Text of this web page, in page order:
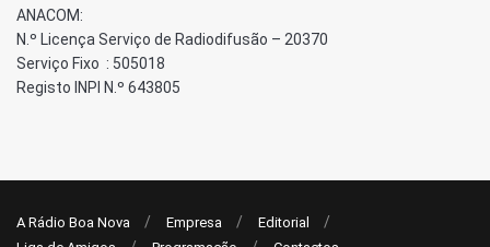
ANACOM:
N.º Licença Serviço de Radiodifusão – 20370
Serviço Fixo : 505018
Registo INPI N.º 643805
A Rádio Boa Nova Empresa
Editorial